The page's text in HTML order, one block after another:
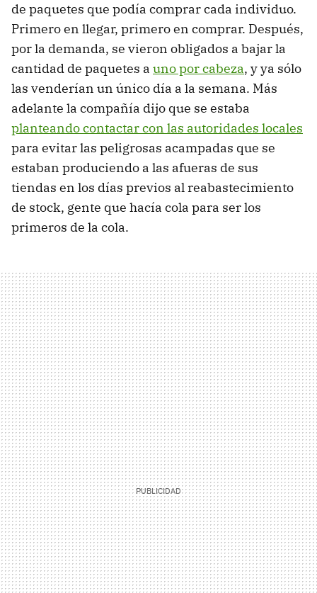
de paquetes que podía comprar cada individuo.
Primero en llegar, primero en comprar. Después,
por la demanda, se vieron obligados a bajar la
cantidad de paquetes a uno por cabeza, y ya sólo
las venderían un único día a la semana. Más
adelante la compañía dijo que se estaba
planteando contactar con las autoridades locales
para evitar las peligrosas acampadas que se
estaban produciendo a las afueras de sus
tiendas en los días previos al reabastecimiento
de stock, gente que hacía cola para ser los
primeros de la cola.